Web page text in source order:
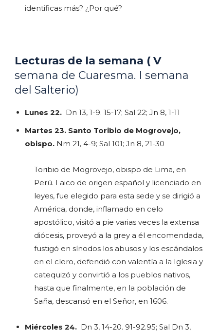
identificas más? ¿Por qué?
Lecturas de la semana ( V
semana de Cuaresma. I semana
del Salterio)
Lunes 22. Dn 13, 1-9. 15-17; Sal 22; Jn 8, 1-11
Martes 23. Santo Toribio de Mogrovejo,
obispo. Nm 21, 4-9; Sal 101; Jn 8, 21-30
Toribio de Mogrovejo, obispo de Lima, en
Perú. Laico de origen español y licenciado en
leyes, fue elegido para esta sede y se dirigió a
América, donde, inflamado en celo
apostólico, visitó a pie varias veces la extensa
diócesis, proveyó a la grey a él encomendada,
fustigó en sínodos los abusos y los escándalos
en el clero, defendió con valentía a la Iglesia y
catequizó y convirtió a los pueblos nativos,
hasta que finalmente, en la población de
Saña, descansó en el Señor, en 1606.
Miércoles 24. Dn 3, 14-20. 91-92.95; Sal Dn 3,